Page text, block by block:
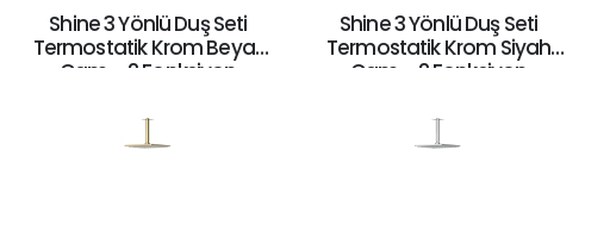
Shine 3 Yönlü Duş Seti
Termostatik Krom Beyaz
Cam – 2 Fonksiyon
Shine 3 Yönlü Duş Seti
Termostatik Krom Siyah
Cam – 2 Fonksiyon